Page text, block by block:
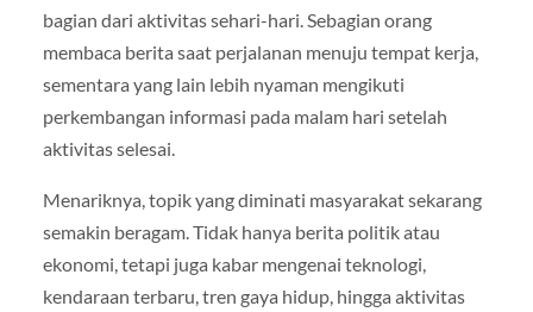
bagian dari aktivitas sehari-hari. Sebagian orang
membaca berita saat perjalanan menuju tempat kerja,
sementara yang lain lebih nyaman mengikuti
perkembangan informasi pada malam hari setelah
aktivitas selesai.
Menariknya, topik yang diminati masyarakat sekarang
semakin beragam. Tidak hanya berita politik atau
ekonomi, tetapi juga kabar mengenai teknologi,
kendaraan terbaru, tren gaya hidup, hingga aktivitas